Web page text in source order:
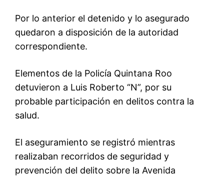
Por lo anterior el detenido y lo asegurado
quedaron a disposición de la autoridad
correspondiente.
Elementos de la Policía Quintana Roo
detuvieron a Luis Roberto “N”, por su
probable participación en delitos contra la
salud.
El aseguramiento se registró mientras
realizaban recorridos de seguridad y
prevención del delito sobre la Avenida